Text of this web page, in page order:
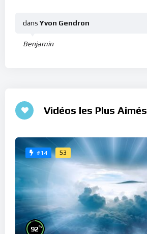
Benjamin
dans Yvon Gendron
Vidéos les Plus Aimés
#14 53
92%